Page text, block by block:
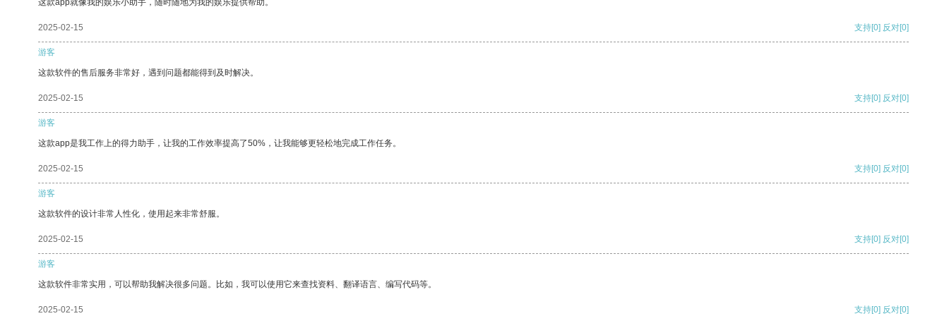
这款app就像我的娱乐小助手，随时随地为我的娱乐提供帮助。
2025-02-15 支持[0] 反对[0]
游客
这款软件的售后服务非常好，遇到问题都能得到及时解决。
2025-02-15 支持[0] 反对[0]
游客
这款app是我工作上的得力助手，让我的工作效率提高了50%，让我能够更轻松地完成工作任务。
2025-02-15 支持[0] 反对[0]
游客
这款软件的设计非常人性化，使用起来非常舒服。
2025-02-15 支持[0] 反对[0]
游客
这款软件非常实用，可以帮助我解决很多问题。比如，我可以使用它来查找资料、翻译语言、编写代码等。
2025-02-15 支持[0] 反对[0]